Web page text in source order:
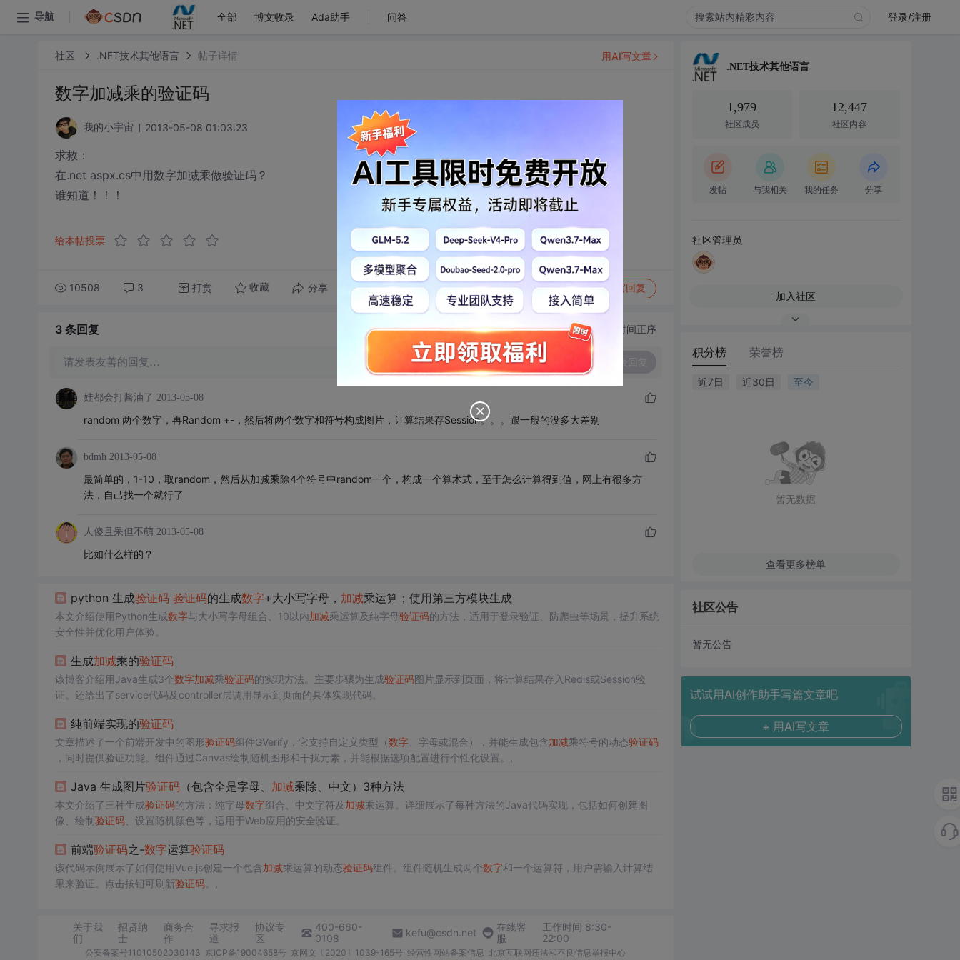
导航 全部 博文收录 Ada助手 问答 登录/注册
社区 .NET技术其他语言 帖子详情
数字加减乘的验证码
我的小宇宙 2013-05-08 01:03:23
求救：
在.net aspx.cs中用数字加减乘做验证码？
谁知道！！！
给本帖投票
10508 3 打赏 收藏 分享 转发到动态 举报 写回复
用AI写文章
3 条回复 切换为时间正序
请发表友善的回复…
娃都会打酱油了 2013-05-08
random 两个数字，再Random +-，然后将两个数字和符号构成图片，计算结果存Session。。。跟一般的没多大差别
bdmh 2013-05-08
最简单的，1-10，取random，然后从加减乘除4个符号中random一个，构成一个算术式，至于怎么计算得到值，网上有很多方
法，自己找一个就行了
人傻且呆但不萌 2013-05-08
比如什么样的？
python 生成验证码 验证码的生成数字+大小写字母， 加减乘运算；使用第三方模块生成
本文介绍使用Python生成数字与大小写字母组合、10以内加减乘运算及纯字母验证码的方法，适用于登录验证、防爬虫等场景，提升系统
安全性并优化用户体验。
生成加减乘的验证码
该博客介绍用Java生成3个数字加减乘验证码的实现方法。主要步骤为生成验证码图片显示到页面，将计算结果存入Redis或Session验
证。还给出了service代码及controller层调用显示到页面的具体实现代码。
纯前端实现的验证码
文章描述了一个前端开发中的图形验证码组件GVerify，它支持自定义类型（数字、字母或混合），并能生成包含加减乘符号的动态验证码
，同时提供验证功能。组件通过Canvas绘制随机图形和干扰元素，并能根据选项配置进行个性化设置。,
Java 生成图片验证码 （包含全是字母、 加减乘除、中文）3种方法
本文介绍了三种生成验证码的方法：纯字母数字组合、中文字符及 加减乘运算。详细展示了每种方法的Java代码实现，包括如何创建图
像、绘制验证码、设置随机颜色等，适用于Web应用的安全验证。
前端验证码之-数字运算验证码
该代码示例展示了如何使用Vue.js创建一个包含加减乘运算的动态验证码组件。组件随机生成两个数字和一个运算符，用户需输入计算结
果来验证。点击按钮可刷新验证码。,
关于我
们
招贤纳
士
商务合
作
寻求报
道
协议专
区
400-660-
0108
kefu@csdn.net
在线客
服
工作时间 8:30-
22:00
公安备案号11010502030143 京ICP备19004658号 京网文〔2020〕1039-165号 经营性网站备案信息 北京互联网违法和不良信息举报中心
.NET技术其他语言
1,979
社区成员
12,447
社区内容
发帖 与我相关 我的任务 分享
社区管理员
加入社区
积分榜 荣誉榜
近7日 近30日 至今
暂无数据
查看更多榜单
社区公告
暂无公告
试试用AI创作助手写篇文章吧
+ 用AI写文章